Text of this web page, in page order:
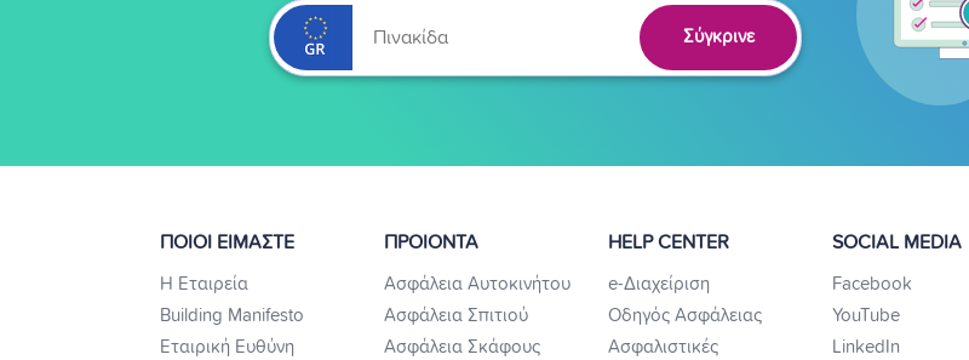
Σύγκρινε
ΠΟΙΟΙ ΕΙΜΑΣΤΕ
Η Εταιρεία
Building Manifesto
Εταιρική Ευθύνη
ΠΡΟΙΟΝΤΑ
Ασφάλεια Αυτοκινήτου
Ασφάλεια Σπιτιού
Ασφάλεια Σκάφους
HELP CENTER
e-Διαχείριση
Οδηγός Ασφάλειας
Ασφαλιστικές
SOCIAL MEDIA
Facebook
YouTube
LinkedIn